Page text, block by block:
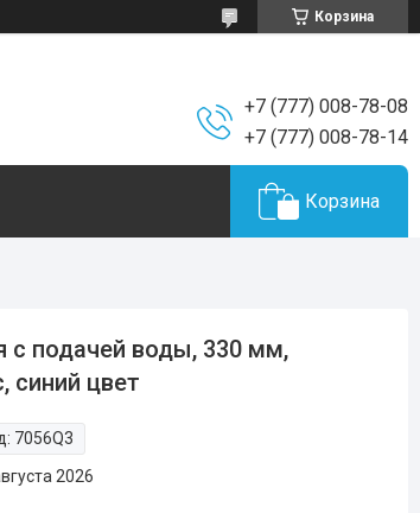
Корзина
+7 (777) 008-78-08
+7 (777) 008-78-14
Корзина
с подачей воды, 330 мм,
синий цвет
7056Q3
2026